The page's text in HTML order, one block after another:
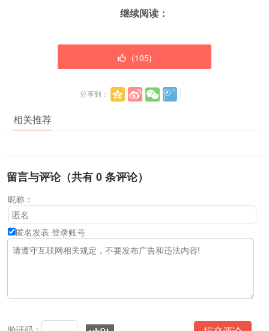
继续阅读：
(105)
分享到：
相关推荐
留言与评论（共有0条评论）
昵称：
匿名发表 登录账号